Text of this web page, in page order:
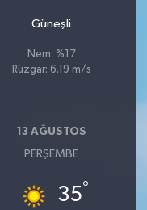
Güneşli
Nem: %17
Rüzgar: 6.19 m/s
13 AĞUSTOS
PERŞEMBE
35°